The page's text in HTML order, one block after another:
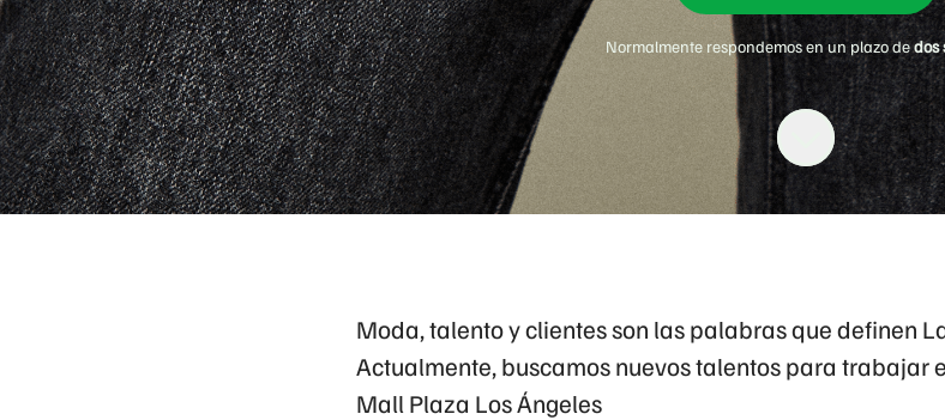
Normalmente respondemos en un plazo dedos
Moda, talento y clientes son las palabras que definen
Actualmente, buscamos nuevos talentos para trabajar
Mall Plaza Los Ángeles